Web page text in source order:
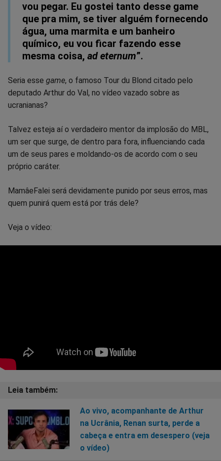
vou pegar. Eu gostei tanto desse game
que pra mim, se tiver alguém fornecendo
água, uma marmita e um banheiro
químico, eu vou ficar fazendo esse
mesma coisa, ad eternum”.
Seria esse game, o famoso Tour du Blond citado pelo
deputado Arthur do Val, no vídeo vazado sobre as
ucranianas?
Talvez esteja aí o verdadeiro mentor da implosão do MBL,
um ser que surge, de dentro para fora, influenciando cada
um de seus pares e moldando-os de acordo com o seu
próprio caráter.
MamâeFalei será devidamente punido por seus erros, mas
quem punirá quem está por trás dele?
Veja o vídeo:
Ao vivo, acompanhante de Arthur
na Ucrânia, Renan surta, perde a
cabeça e entra em desespero (veja
o vídeo)